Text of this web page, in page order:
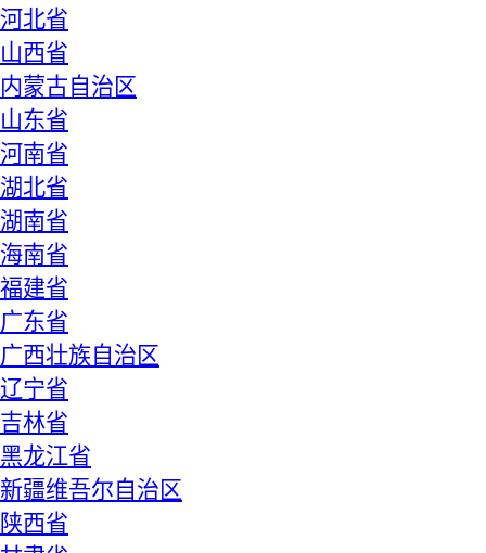
河北省
山西省
内蒙古自治区
山东省
河南省
湖北省
湖南省
海南省
福建省
广东省
广西壮族自治区
辽宁省
吉林省
黑龙江省
新疆维吾尔自治区
陕西省